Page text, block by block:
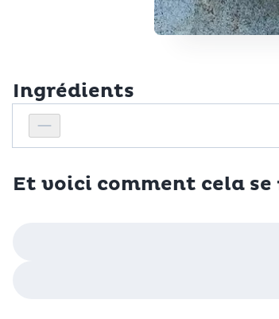
Ingrédients
Réduire le nombre de personnes
Personnes
Et voici comment cela